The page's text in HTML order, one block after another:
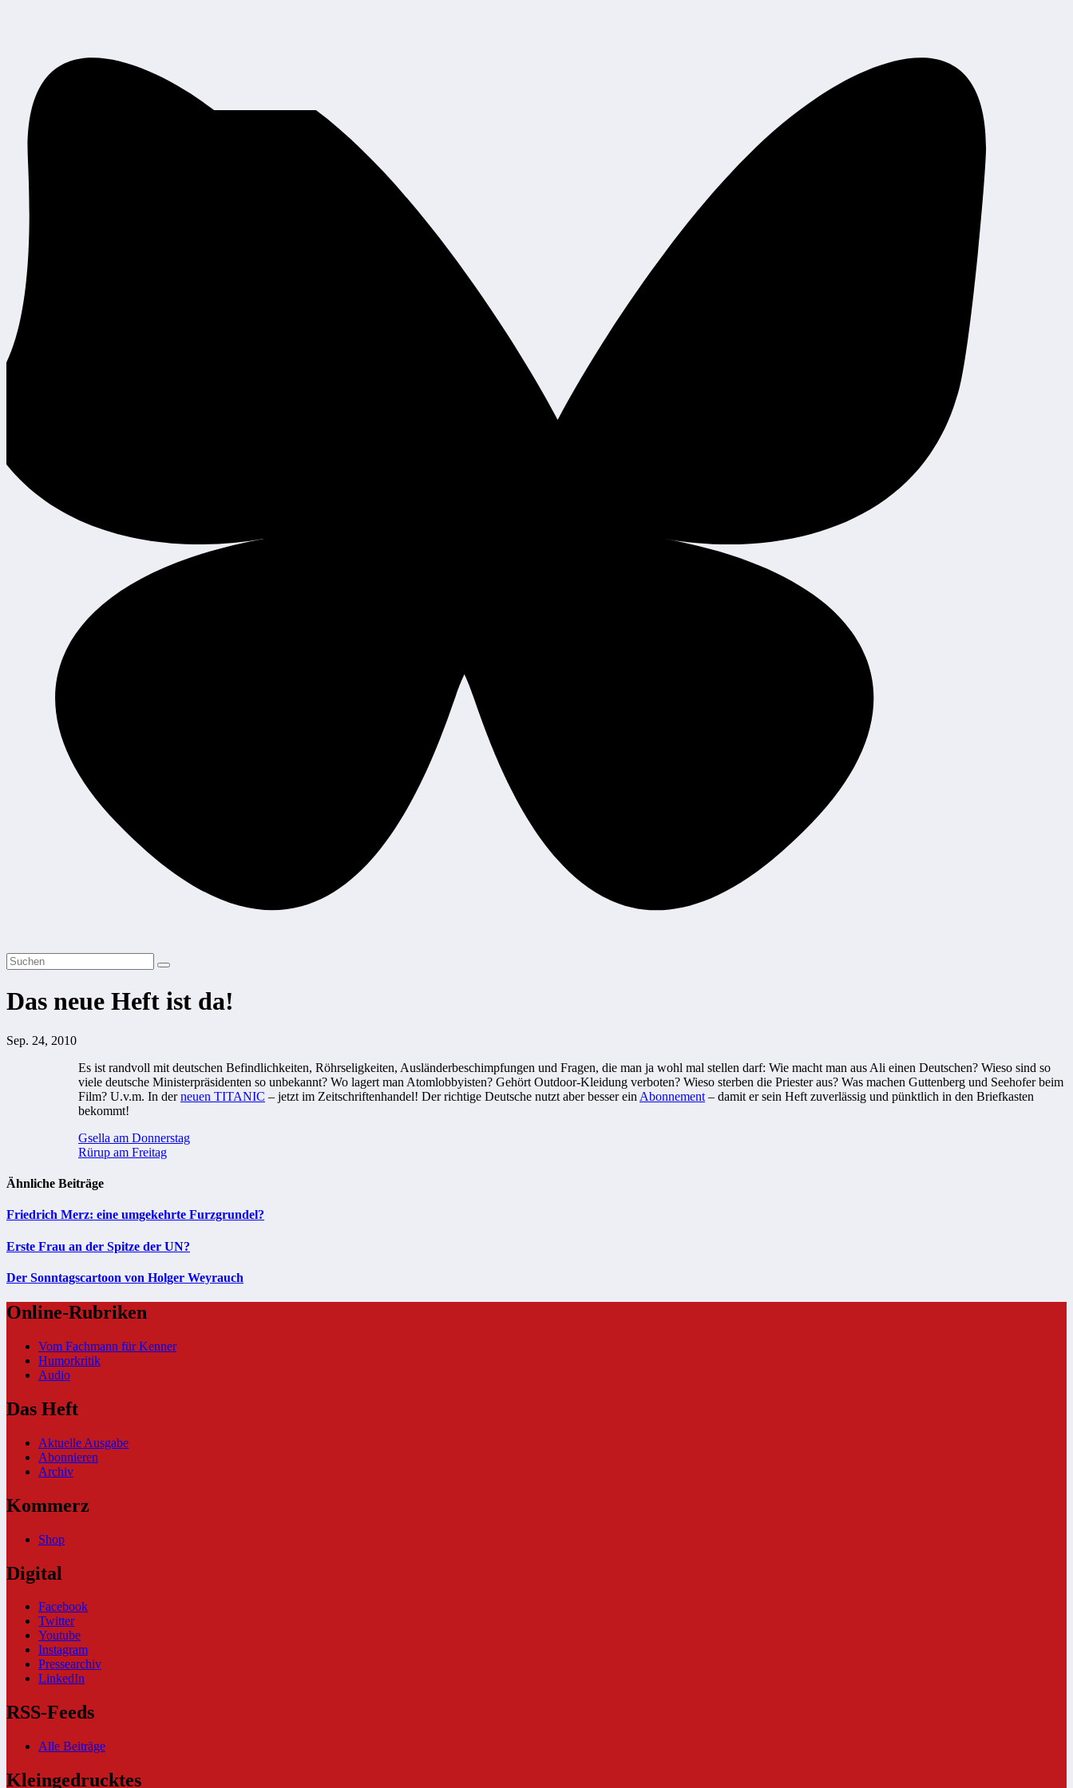
Das neue Heft ist da!
Sep. 24, 2010
Es ist randvoll mit deutschen Befindlichkeiten, Röhrseligkeiten, Ausländerbeschimpfungen und Fragen, die man ja wohl mal stellen darf: Wie macht man aus Ali einen Deutschen? Wieso sind so
viele deutsche Ministerpräsidenten so unbekannt? Wo lagert man Atomlobbyisten? Gehört Outdoor-Kleidung verboten? Wieso sterben die Priester aus? Was machen Guttenberg und Seehofer beim
Film? U.v.m. In derneuen TITANIC – jetzt im Zeitschriftenhandel! Der richtige Deutsche nutzt aber besser ein Abonnement – damit er sein Heft zuverlässig und pünktlich in den Briefkasten
bekommt!
Beitragsnavigation
Gsella am Donnerstag
Rürup am Freitag
Ähnliche Beiträge
Friedrich Merz: eine umgekehrte Furzgrundel?
Erste Frau an der Spitze der UN?
Der Sonntagscartoon von Holger Weyrauch
Online-Rubriken
Vom Fachmann für Kenner
Humorkritik
Audio
Das Heft
Aktuelle Ausgabe
Abonnieren
Archiv
Kommerz
Shop
Digital
Facebook
Twitter
Youtube
Instagram
Pressearchiv
LinkedIn
RSS-Feeds
Alle Beiträge
Kleingedrucktes